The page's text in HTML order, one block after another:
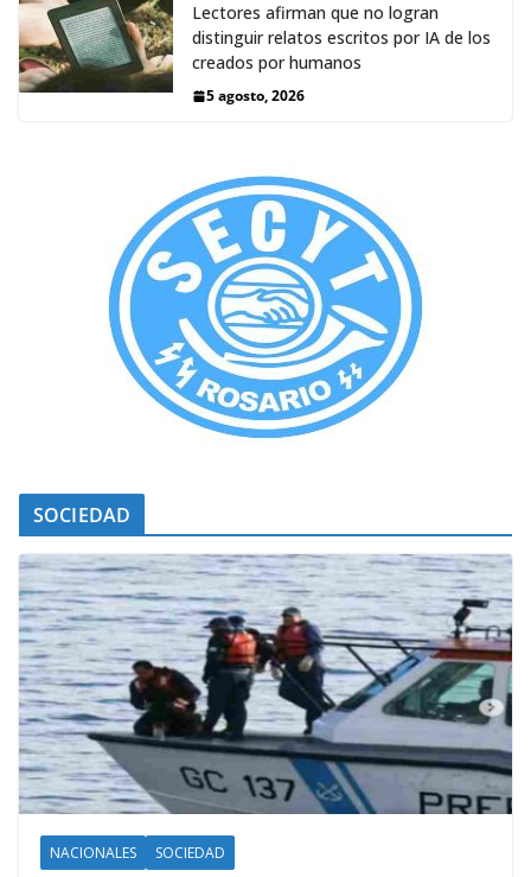
Lectores afirman que no logran
distinguir relatos escritos por IA de los
creados por humanos
5 agosto, 2026
SOCIEDAD
NACIONALES SOCIEDAD